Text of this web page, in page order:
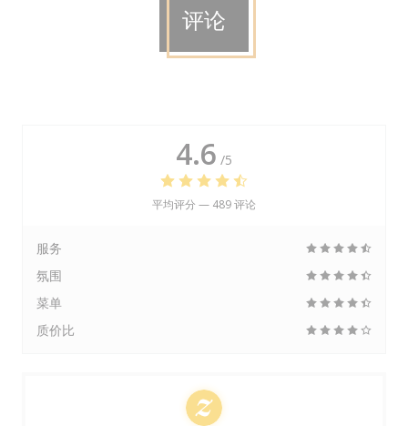
评论
4.6 /5
平均评分 — 489 评论
服务
氛围
菜单
质价比